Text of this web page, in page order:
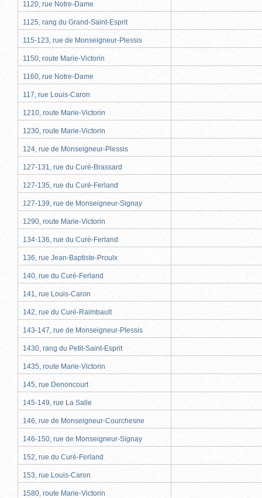
1120, rue Notre-Dame
1125, rang du Grand-Saint-Esprit
115-123, rue de Monseigneur-Plessis
1150, route Marie-Victorin
1160, rue Notre-Dame
117, rue Louis-Caron
1210, route Marie-Victorin
1230, route Marie-Victorin
124, rue de Monseigneur-Plessis
127-131, rue du Curé-Brassard
127-135, rue du Curé-Ferland
127-139, rue de Monseigneur-Signay
1290, route Marie-Victorin
134-136, rue du Curé-Ferland
136, rue Jean-Baptiste-Proulx
140, rue du Curé-Ferland
141, rue Louis-Caron
142, rue du Curé-Raimbault
143-147, rue de Monseigneur-Plessis
1430, rang du Petit-Saint-Esprit
1435, route Marie-Victorin
145, rue Denoncourt
145-149, rue La Salle
146, rue de Monseigneur-Courchesne
146-150, rue de Monseigneur-Signay
152, rue du Curé-Ferland
153, rue Louis-Caron
1580, route Marie-Victorin